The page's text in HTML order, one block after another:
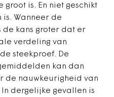
is. En niet geschikt
Wanneer de
kans groter dat er
verdeling van
steekproef. De
kan dan
de nauwkeurigheid van
dergelijke gevallen is